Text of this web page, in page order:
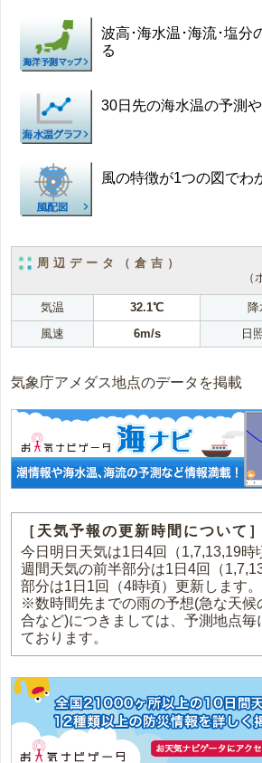
波高･海水温･海流･塩分
る
30日先の海水温の予測
風の特徴が1つの図でわ
周辺データ（倉吉）
気温 32.1℃ 降
風速
6m/s 日
気象庁アメダス地点のデータを掲載
［天気予報の更新時間について］
今日明日天気は1日4回（1,7,13,19時
週間天気の前半部分は1日4回（
部分は1日1回（4時頃）更新します。
※数時間先までの雨の予想(急な天候
合など)につきましては、予測地点毎
ております。